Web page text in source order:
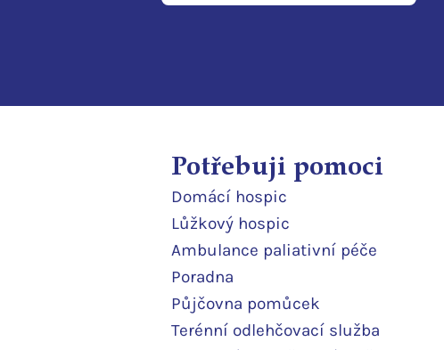
Potřebuji pomoci
Domácí hospic
Lůžkový hospic
Ambulance paliativní péče
Poradna
Půjčovna pomůcek
Terénní odlehčovací služba